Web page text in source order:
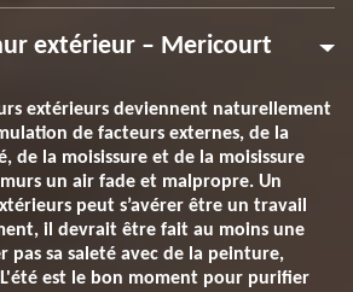
extérieur – Mericourt
extérieurs deviennent naturellement
de facteurs externes, de la
de la moisissure et de la moisissure
un air fade et malpropre. Un
peut s’avérer être un travail
il devrait être fait au moins une
pas sa saleté avec de la peinture,
est le bon moment pour purifier